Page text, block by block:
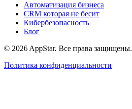
Автоматизация бизнеса
CRM которая не бесит
Кибербезопасность
Блог
© 2026 AppStar. Все права защищены.
Политика конфиденциальности